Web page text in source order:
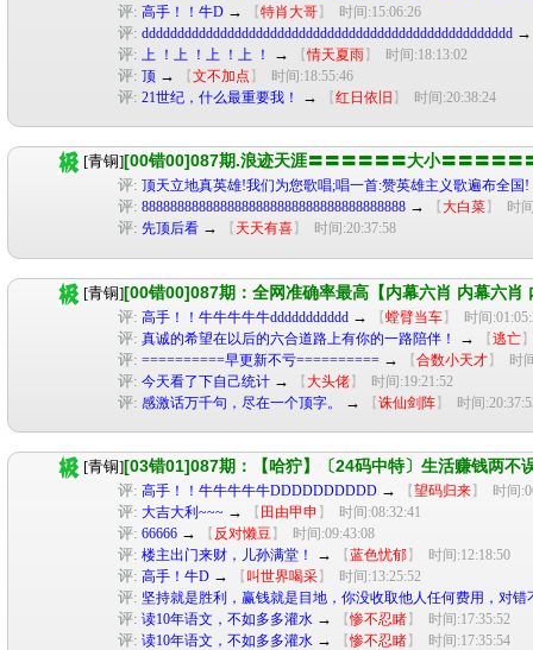
评: 高手！！牛D → 【特肖大哥】 时间:15:06:26
评: dddddddddddddddddddddddddddddddddddddddddddddddddddd
评: 上 ！上 ！上 ！上 ！ → 【情天夏雨】 时间:18:13:02
评: 顶 → 【文不加点 】 时间:18:55:46
评: 21世纪，什么最重要我！ → 【红日依旧 】 时间:20:38:24
[青铜][00错00]087期.浪迹天涯〓〓〓〓〓〓大小〓〓〓〓〓
评: 顶天立地真英雄!我们为您歌唱;唱一首:赞英雄主义歌遍布全国!
评: 8888888888888888888888888888888888888 → 【大白菜】 时
评: 先顶后看 → 【 天天有喜】 时间:20:37:58
[青铜][00错00]087期：全网准确率最高【内幕六肖 内幕六肖
评: 高手！！牛牛牛牛牛ddddddddddd → 【螳臂当车】 时间
评: 真诚的希望在以后的六合道路上有你的一路陪伴！ → 【逃亡
评: ==========早更新不亏========== → 【合数小天才】 时
评: 今天看了下自己统计 → 【大头佬】 时间:19:21:52
评: 感激话万千句，尽在一个顶字。 → 【诛仙剑阵】 时间
[青铜][03错01]087期：【哈狞】〔24码中特〕生活赚钱两不
评: 高手！！牛牛牛牛牛DDDDDDDDDD → 【望码归来】 时间
评: 大吉大利~~~ → 【 田由甲申 】 时间:08:32:41
评: 66666 → 【 反对懒豆】 时间:09:43:08
评: 楼主出门来财，儿孙满堂！ → 【蓝色忧郁】 时间:12:18:50
评: 高手！牛D → 【 叫世界喝采】 时间:13:25:52
评: 坚持就是胜利，赢钱就是目地，你没收取他人任何费用，对
评: 读10年语文，不如多多灌水 → 【惨不忍睹】 时间:17:35:52
评: 读10年语文，不如多多灌水 → 【惨不忍睹】 时间:17:35:54